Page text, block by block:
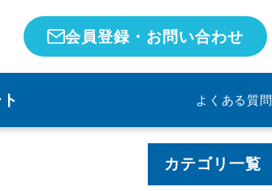
会員登録・お問い合わせ
よくある質問
カテゴリ一覧